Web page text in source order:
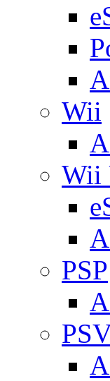
Wii
Wii
PSP